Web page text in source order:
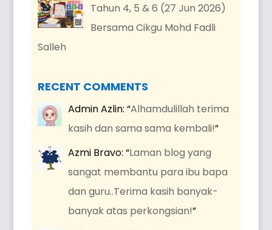
Tahun 4, 5 & 6 (27 Jun 2026)
Bersama Cikgu Mohd Fadli
Salleh
RECENT COMMENTS
Admin Azlin: “Alhamdulillah terima
kasih dan sama sama kembali!”
Azmi Bravo: “Laman blog yang
sangat membantu para ibu bapa
dan guru..Terima kasih banyak-
banyak atas perkongsian!”